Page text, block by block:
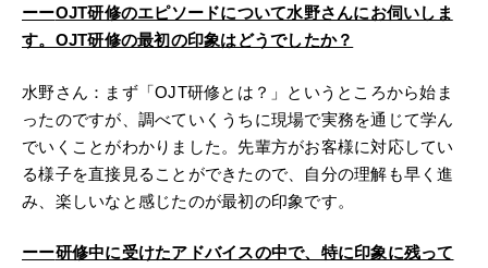
ーーOJT研修のエピソードについて水野さんにお伺いしま
す。OJT研修の最初の印象はどうでしたか？
水野さん：まず「OJT研修とは？」というところから始ま
ったのですが、調べていくうちに現場で実務を通じて学ん
でいくことがわかりました。先輩方がお客様に対応してい
る様子を直接見ることができたので、自分の理解も早く進
み、楽しいなと感じたのが最初の印象です。
ーー研修中に受けたアドバイスの中で、特に印象に残って